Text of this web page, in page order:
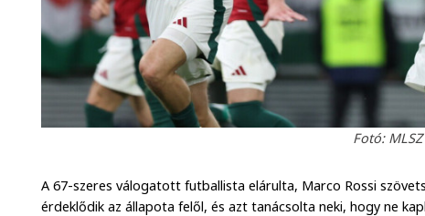
Fotó:
A 67-szeres válogatott futballista elárulta, Marco Rossi
érdeklődik az állapota felől, és azt tanácsolta neki, hogy ne